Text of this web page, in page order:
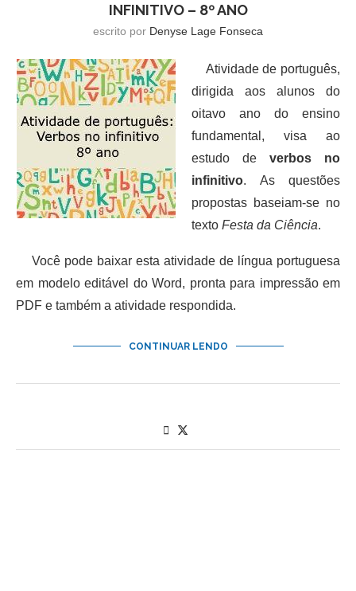
INFINITIVO – 8º ANO
escrito por Denyse Lage Fonseca
Atividade de português,
dirigida aos alunos do
oitavo ano do ensino
fundamental, visa ao
estudo de verbos no
infinitivo. As questões
propostas baseiam-se no
texto Festa da Ciência.
Você pode baixar esta atividade de língua portuguesa
em modelo editável do Word, pronta para impressão em
PDF e também a atividade respondida.
CONTINUAR LENDO